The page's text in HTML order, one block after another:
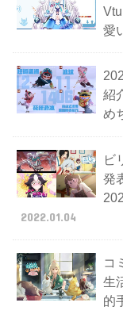
愛
紹
め
ビ
発
2022.01.04
コ
生
的